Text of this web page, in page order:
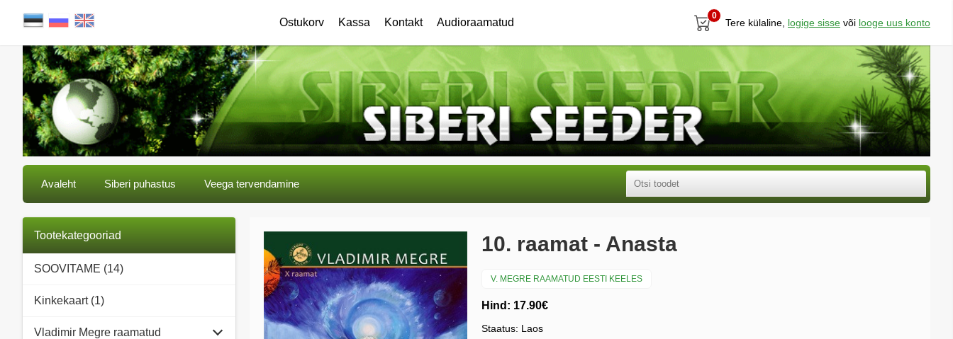
Ostukorv Kassa Kontakt Audioraamatud
0
Tere külaline, logige sisse või looge uus konto
Avaleht Siberi puhastus Veega tervendamine
Tootekategooriad
SOOVITAME (14)
Kinkekaart (1)
Vladimir Megre raamatud
10. raamat - Anasta
V. MEGRE RAAMATUD EESTI KEELES
Hind: 17.90€
Staatus: Laos